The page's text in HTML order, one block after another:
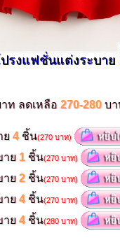
รงแฟชั่นแต่งระบาย
ท ลดเหลือ 270-280 บ
ย 4ชิ้น(270 บาท)
าย 1 ชิ้น(270 บาท)
าย 2 ชิ้น(270 บาท)
าย 4ชิ้น(270 บาท)
าย 4ชิ้น(280 บาท)